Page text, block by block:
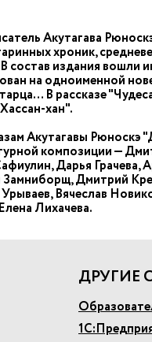
Акутагава
хроник,
состав издания вошли
на одноименной
В рассказе
хан".
Акутагавы Рюноскэ
композиции —
Дарья
Замниборщ, Дмитрий
Вячеслав
Лихачева.
ДРУГИЕ